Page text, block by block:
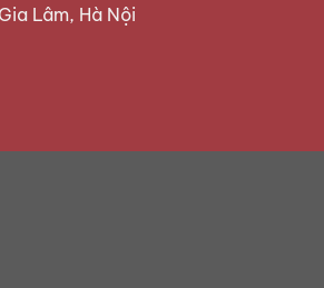
Lâm, Hà Nội